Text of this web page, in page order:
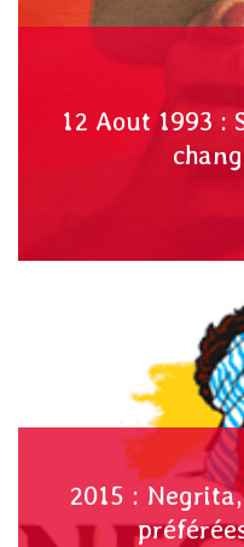
12 Aout 1993 :
2015 :